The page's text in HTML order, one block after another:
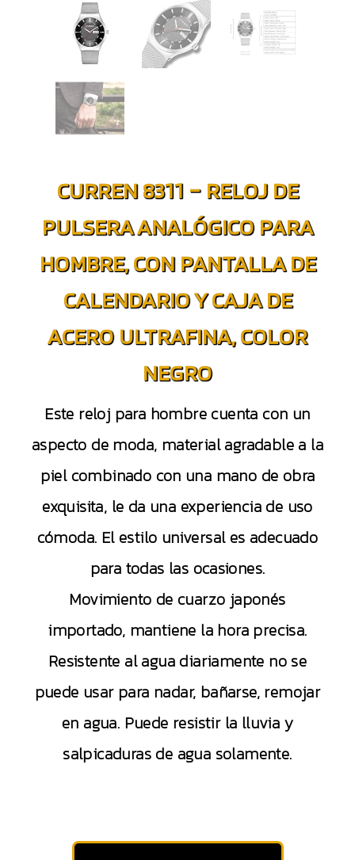
CURREN 8311 – RELOJ DE
PULSERA ANALÓGICO PARA
HOMBRE, CON PANTALLA DE
CALENDARIO Y CAJA DE
ACERO ULTRAFINA, COLOR
NEGRO
Este reloj para hombre cuenta con un
aspecto de moda, material agradable a la
piel combinado con una mano de obra
exquisita, le da una experiencia de uso
cómoda. El estilo universal es adecuado
para todas las ocasiones.
Movimiento de cuarzo japonés
importado, mantiene la hora precisa.
Resistente al agua diariamente no se
puede usar para nadar, bañarse, remojar
en agua. Puede resistir la lluvia y
salpicaduras de agua solamente.